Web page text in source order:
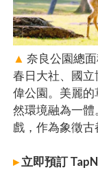
▲ 奈良公園總
春日大社、國
偉公園。美麗
然環境融為一
戲，作為象徵古
▸立即預訂